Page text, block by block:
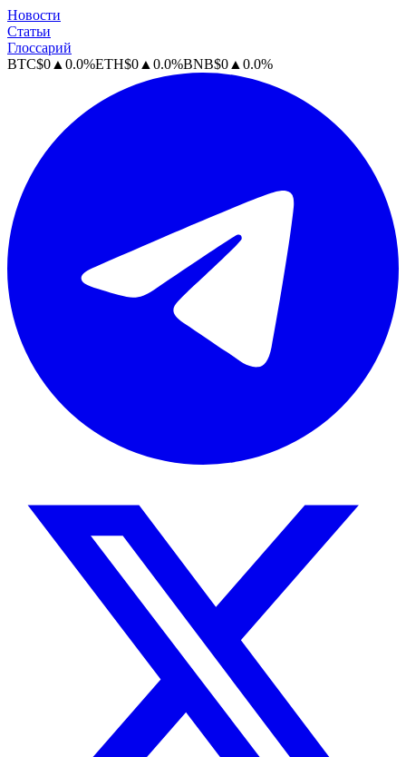
Новости
Статьи
Глоссарий
BTC$0 ▲ 0.0%ETH$0 ▲ 0.0%BNB$0 ▲ 0.0%